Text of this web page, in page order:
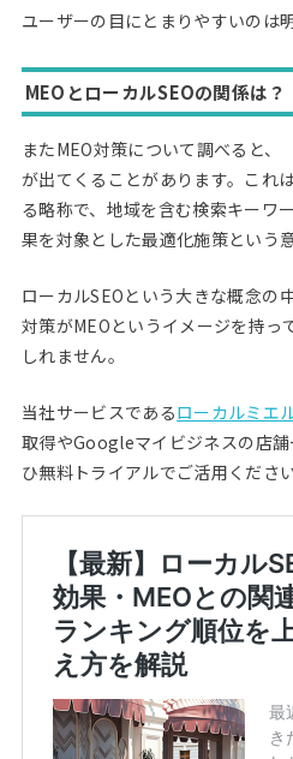
ユーザーの目にとまりやすいのは明
MEOとローカルSEOの関係は？
またMEO対策について調べると、
が出てくることがあります。これ
る略称で、地域を含む検索キーワ
果を対象とした最適化施策という意
ローカルSEOという大きな概念の
対策がMEOというイメージを持っ
しれません。
当社サービスであるローカルミエ
取得やGoogleマイビジネスの店
ひ無料トライアルでご活用ください